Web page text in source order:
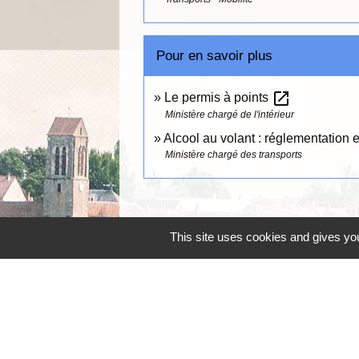
Pour en savoir plus
Le permis à points open_in_new
Ministère chargé de l'intérieur
Alcool au volant : réglementation
Ministère chargé des transports
This site uses cookies and gives